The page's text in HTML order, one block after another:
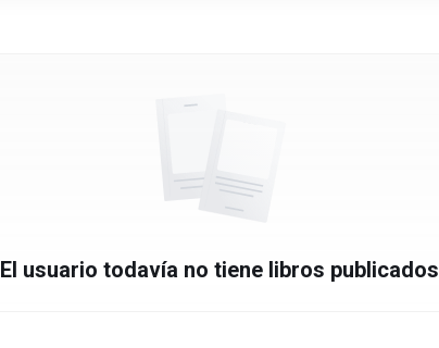
El usuario todavía no tiene libros publicados